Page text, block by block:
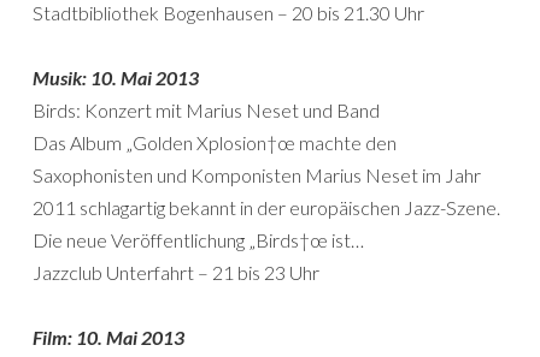
Stadtbibliothek Bogenhausen – 20 bis 21.30 Uhr
Musik: 10. Mai 2013
Birds: Konzert mit Marius Neset und Band
Das Album „Golden Xplosion†œ machte den
Saxophonisten und Komponisten Marius Neset im Jahr
2011 schlagartig bekannt in der europäischen Jazz-Szene.
Die neue Veröffentlichung „Birds†œ ist…
Jazzclub Unterfahrt – 21 bis 23 Uhr
Film: 10. Mai 2013